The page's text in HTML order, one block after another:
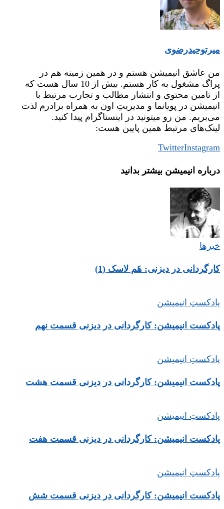
میر‌توحیدرضوی
من عاشق انیمیشن هستم و در همین زمینه هم در
پراگ مشغول به کار هستم. بیش از 10 سال هست که
از تامین محتوی و انتشار مطالب و تجارب مرتبط با
انیمیشن در پویانما و مدیریتِ اون به همراه برادرم لذت
می‌بریم. من رو میتونید در اینستاگرام پیدا کنید.
لینک‌های مرتبط همین پایین هست:
TwitterInstagram
درباره‌ انیمیشن بیشتر بدانید
خبرها
کارگردانی در دیزنی: هَم لاسک (1)
پادکستِ انیمیشن
پادکست انیمیشن: کارگردانی در دیزنی قسمت نهم
پادکستِ انیمیشن
پادکست انیمیشن: کارگردانی در دیزنی قسمت هشت
پادکستِ انیمیشن
پادکست انیمیشن: کارگردانی در دیزنی قسمت هفت
پادکستِ انیمیشن
پادکست انیمیشن: کارگردانی در دیزنی قسمت شش